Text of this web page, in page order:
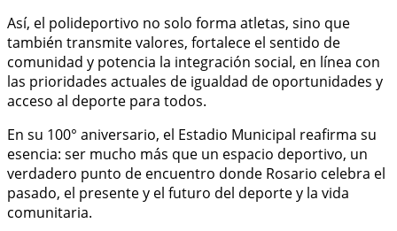
Así, el polideportivo no solo forma atletas, sino que
también transmite valores, fortalece el sentido de
comunidad y potencia la integración social, en línea con
las prioridades actuales de igualdad de oportunidades y
acceso al deporte para todos.
En su 100° aniversario, el Estadio Municipal reafirma su
esencia: ser mucho más que un espacio deportivo, un
verdadero punto de encuentro donde Rosario celebra el
pasado, el presente y el futuro del deporte y la vida
comunitaria.